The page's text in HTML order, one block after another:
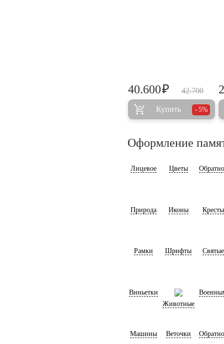
42.700
40.600₽
Купить 5%
Оформление
Лицевое Цветы
Природа Иконы Кресты
Рамки Шрифты Святые
Виньетки
Животные
Машины Веточки